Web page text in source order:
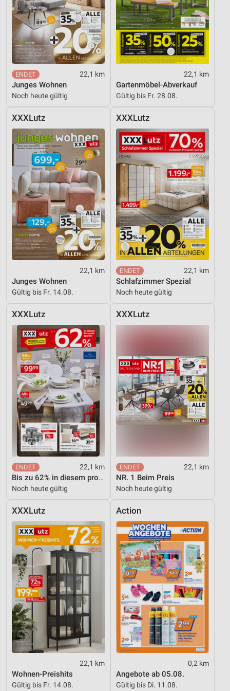
22,1 km
Junges Wohnen
Noch heute gültig
22,1 km
Gartenmöbel-Abverkauf
Gültig bis Fr. 28.08.
XXXLutz
22,1 km
Junges Wohnen
Gültig bis Fr. 14.08.
XXXLutz
22,1 km
Schlafzimmer Spezial
Noch heute gültig
XXXLutz
22,1 km
Bis zu 62% in diesem prospekt
Noch heute gültig
XXXLutz
22,1 km
NR. 1 Beim Preis
Noch heute gültig
XXXLutz
22,1 km
Wohnen-Preishits
Gültig bis Fr. 14.08.
Action
0,2 km
Angebote ab 05.08.
Gültig bis Di. 11.08.
Geräte anhand von aktiv angeforderten
Informationen identifizieren
Nicht-IAB-Verarbeitungszwecke:
Notwendig
Funktional